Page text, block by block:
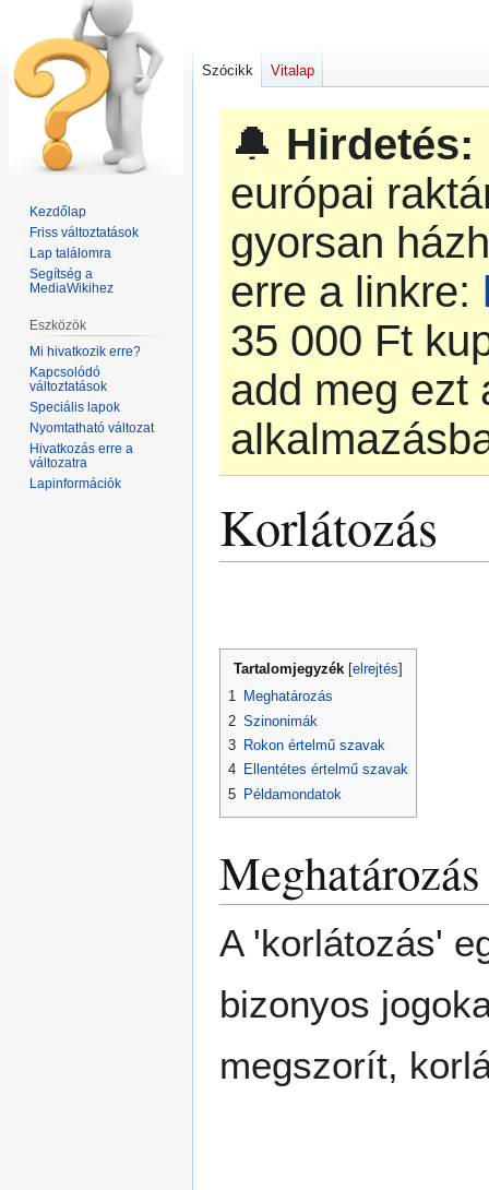
🔔 Hirdetés:
európai
gyorsan
erre a linkre:
‎35 000 Ft
add meg ezt
Korlátozás
Tartalomjegyzék
1 Meghatározás
2 Szinonimák
3 Rokon értelmű szavak
4 Ellentétes értelmű szavak
5 Példamondatok
Meghatározás
A 'korlátozás'
bizonyos
megszorít,
Szócikk Vitalap
Kezdőlap
Friss változtatások
Lap találomra
Segítség a
MediaWikihez
Eszközök
Mi hivatkozik erre?
Kapcsolódó
változtatások
Speciális lapok
Nyomtatható változat
Hivatkozás erre a
változatra
Lapinformációk